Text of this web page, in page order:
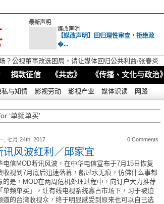
最新声明
媒改声明
【媒改声明】回归理性审查，拒绝政
�...
？公视董事改选困局，请让媒体回归公共利益/张春炎
捐款征信 《共志》 《传播、文化与政治》
私与知情 影视劳动 影视产业 媒体识读 网路
‘单频单买’
, 七月 24th, 2017 0 Comments
讯风波红利／邱家宜
电信MOD断讯风波，在中华电信宣布于7月15日恢复
收视到7月底后迅速落幕，船过水无痕，仿佛什么事都
的是，MOD在两周危机处理过程中，向订户大力推荐
单频单买」，让有线电视系统寡占市场下，习于被迫
道的台湾收视众，终于明显感受到原来也可以自己选